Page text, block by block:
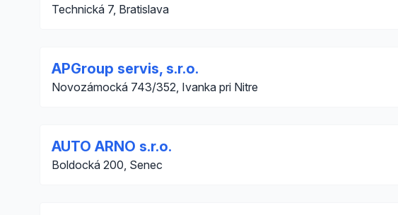
Technická 7, Bratislava
APGroup servis, s.r.o.
Novozámocká 743/352, Ivanka pri Nitre
AUTO ARNO s.r.o.
Boldocká 200, Senec